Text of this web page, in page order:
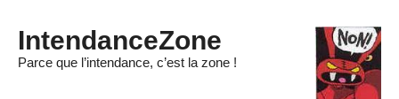
IntendanceZone
Parce que l’intendance, c’est la zone !